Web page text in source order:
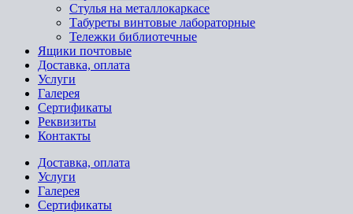
Стулья на металлокаркасе
Табуреты винтовые лабораторные
Тележки библиотечные
Ящики почтовые
Доставка, оплата
Услуги
Галерея
Сертификаты
Реквизиты
Контакты
Доставка, оплата
Услуги
Галерея
Сертификаты